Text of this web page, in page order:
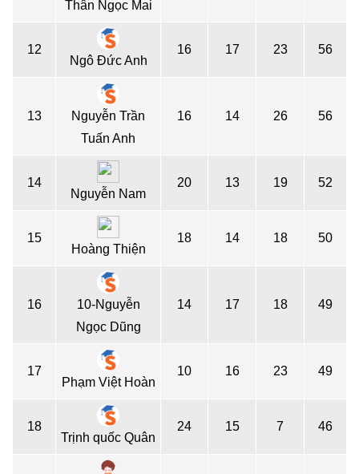
Thân Ngọc Mai
12
Ngô Đức Anh
16 17 23 56
13
Nguyễn Trần
Tuấn Anh
16 14 26 56
14
Nguyễn Nam
20 13 19 52
15
Hoàng Thiện
18 14 18 50
16
10-Nguyễn
Ngọc Dũng
14 17 18 49
17
Phạm Việt Hoàn
10 16 23 49
18
Trịnh quốc Quân
24 15 7 46